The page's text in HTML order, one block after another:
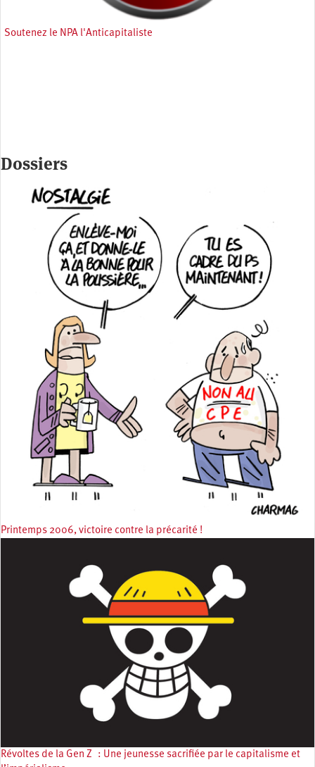
Soutenez le NPA l'Anticapitaliste
Dossiers
Printemps 2006, victoire contre la précarité !
Révoltes de la Gen Z : Une jeunesse sacrifiée par le capitalisme et